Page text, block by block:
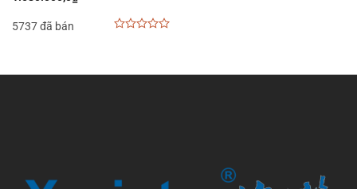
5737 đã bán
5